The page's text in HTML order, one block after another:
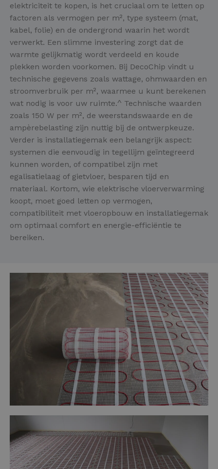
elektriciteit te kopen, is het cruciaal om te letten op
factoren als vermogen per m², type systeem (mat,
kabel, folie) en de ondergrond waarin het wordt
verwerkt. Een slimme investering zorgt dat de
warmte gelijkmatig wordt verdeeld en koude
plekken worden voorkomen. Bij DecoChip vindt u
technische gegevens zoals wattage, ohmwaarden en
stroomverbruik per m², waarmee u kunt berekenen
wat nodig is voor uw ruimte.^ Technische waarden
zoals 150 W per m², de weerstandswaarde en de
ampèrebelasting zijn nuttig bij de ontwerpkeuze.
Verder is installatiegemak een belangrijk aspect:
systemen die eenvoudig in tegellijm geïntegreerd
kunnen worden, of compatibel zijn met
egalisatielaag of gietvloer, besparen tijd en
materiaal. Kortom, wie elektrische vloerverwarming
koopt, moet goed letten op vermogen,
compatibiliteit met vloeropbouw en installatiegemak
om optimaal comfort en energie-efficiëntie te
bereiken.